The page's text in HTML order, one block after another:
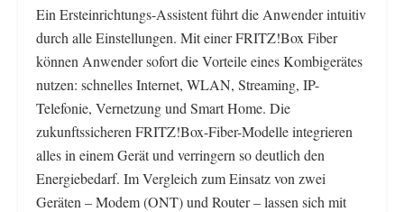
Ein Ersteinrichtungs-Assistent führt die Anwender intuitiv
durch alle Einstellungen. Mit einer FRITZ!Box Fiber
können Anwender sofort die Vorteile eines Kombigerätes
nutzen: schnelles Internet, WLAN, Streaming, IP-
Telefonie, Vernetzung und Smart Home. Die
zukunftssicheren FRITZ!Box-Fiber-Modelle integrieren
alles in einem Gerät und verringern so deutlich den
Energiebedarf. Im Vergleich zum Einsatz von zwei
Geräten – Modem (ONT) und Router – lassen sich mit